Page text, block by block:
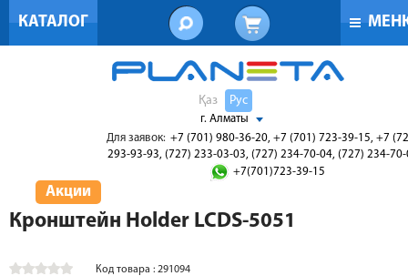
КАТАЛОГ
Қаз Рус
г. Алматы
Для заявок: +7 (701) 980-36-20, +7 (701) 723-39-15, +7
293-93-93, (727) 233-03-03, (727) 234-70-04, (727) 234-
+7(701)723-39-15
Акции
Кронштейн Holder LCDS-5051
Код товара : 291094